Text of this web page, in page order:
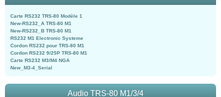
Carte RS232 TRS-80 Modèle 1
New-RS232_A TRS-80 M1
New-RS232_B TRS-80 M1
RS232 M1 Electronic Systeme
Cordon RS232 pour TRS-80 M1
Cordon RS232 9/25P TRS-80 M1
Carte RS232 M3/M4 NGA
New_M3-4_Serial
Audio TRS-80 M1/3/4